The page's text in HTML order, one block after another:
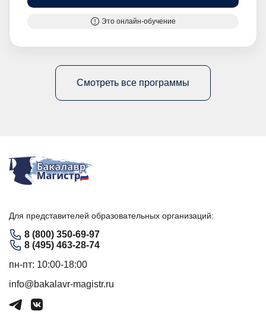
Это онлайн-обучение
Смотреть все программы
Для представителей образовательных организаций:
8 (800) 350-69-97
8 (495) 463-28-74
пн-пт: 10:00-18:00
info@bakalavr-magistr.ru